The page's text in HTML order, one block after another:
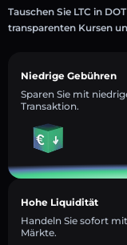
Tauschen Sie LTC in
transparenten Kursen
Niedrige Gebühren
Sparen Sie mit
Transaktion.
Hohe Liquidität
Handeln Sie sofort
Märkte.